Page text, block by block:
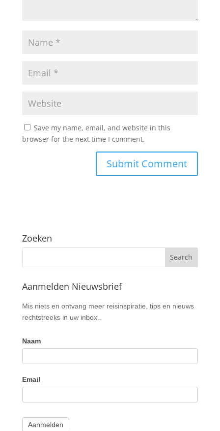
Save my name, email, and website in this
browser for the next time I comment.
Zoeken
Aanmelden Nieuwsbrief
Mis niets en ontvang meer reisinspiratie, tips en nieuws
rechtstreeks in uw inbox..
Naam
Email
Aanmelden